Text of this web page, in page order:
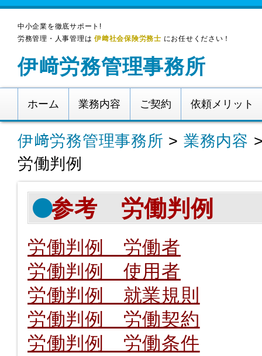
中小企業を徹底サポート!
労務管理・人事管理は伊﨑社会保険労務士 にお任せください！
伊﨑労務管理事務所
ホーム 業務内容 ご契約 依頼メリット
伊﨑労務管理事務所 > 業務内容
労働判例
参考 労働判例
労働判例 労働者
労働判例 使用者
労働判例 就業規則
労働判例 労働契約
労働判例 労働条件